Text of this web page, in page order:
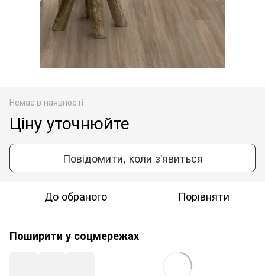
Немає в наявності
Ціну уточнюйте
Повідомити, коли з'явиться
До обраного Порівняти
Поширити у соцмережах